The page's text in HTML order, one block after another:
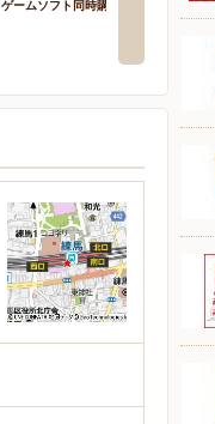
ゲームソフト同時購入割！